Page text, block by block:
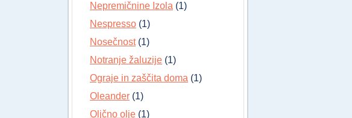
Nepremičnine Izola (1)
Nespresso (1)
Nosečnost(1)
Notranje žaluzije (1)
Ograje in zaščita doma (1)
Oleander (1)
Oljčno olje (1)